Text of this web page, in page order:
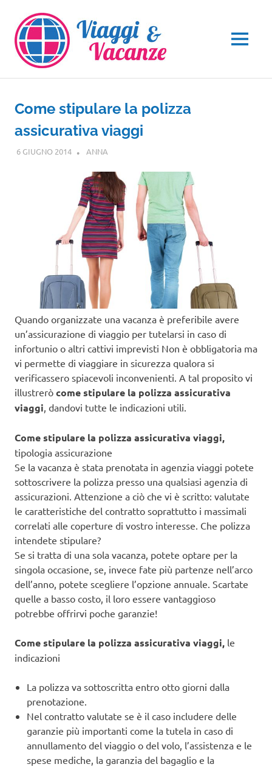
contenuto
MENU
Come stipulare la polizza
assicurativa viaggi
6 GIUGNO 2014 ANNA
Quando organizzate una vacanza è preferibile avere
un’assicurazione di viaggio per tutelarsi in caso di
infortunio o altri cattivi imprevisti Non è obbligatoria ma
vi permette di viaggiare in sicurezza qualora si
verificassero spiacevoli inconvenienti. A tal proposito vi
illustrerò come stipulare la polizza assicurativa
viaggi, dandovi tutte le indicazioni utili.
Come stipulare la polizza assicurativa viaggi,
tipologia assicurazione
Se la vacanza è stata prenotata in agenzia viaggi potete
sottoscrivere la polizza presso una qualsiasi agenzia di
assicurazioni. Attenzione a ciò che vi è scritto: valutate
le caratteristiche del contratto soprattutto i massimali
correlati alle coperture di vostro interesse. Che polizza
intendete stipulare?
Se si tratta di una sola vacanza, potete optare per la
singola occasione, se, invece fate più partenze nell’arco
dell’anno, potete scegliere l’opzione annuale. Scartate
quelle a basso costo, il loro essere vantaggioso
potrebbe offrirvi poche garanzie!
Come stipulare la polizza assicurativa viaggi, le
indicazioni
La polizza va sottoscritta entro otto giorni dalla
prenotazione.
Nel contratto valutate se è il caso includere delle
garanzie più importanti come la tutela in caso di
annullamento del viaggio o del volo, l’assistenza e le
spese mediche, la garanzia del bagaglio e la